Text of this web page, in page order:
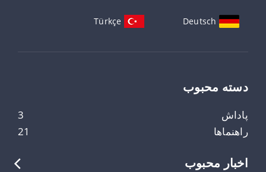
Deutsch
Türkçe
دسته محبوب
3
پاداش
21
راهنماها
اخبار محبوب